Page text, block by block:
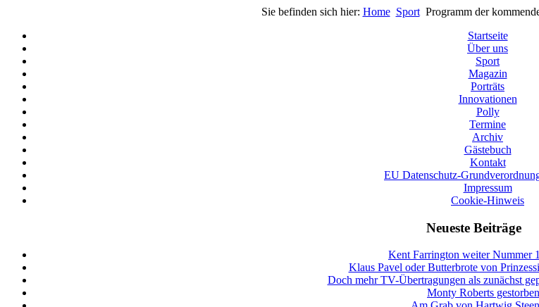
Sie befinden sich hier: Home Sport Programm der
Startseite
Über uns
Sport
Magazin
Porträts
Innovationen
Polly
Termine
Archiv
Gästebuch
Kontakt
EU Datenschutz-
Impressum
Cookie-Hinweis
Neueste Beiträge
Kent Farrington weiter Nummer
Klaus Pavel oder Butterbrote von
Doch mehr TV-Übertragungen als zunächst
Monty Roberts